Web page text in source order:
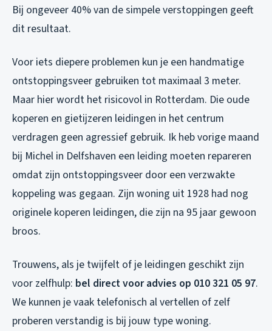
Bij ongeveer 40% van de simpele verstoppingen geeft
dit resultaat.
Voor iets diepere problemen kun je een handmatige
ontstoppingsveer gebruiken tot maximaal 3 meter.
Maar hier wordt het risicovol in Rotterdam. Die oude
koperen en gietijzeren leidingen in het centrum
verdragen geen agressief gebruik. Ik heb vorige maand
bij Michel in Delfshaven een leiding moeten repareren
omdat zijn ontstoppingsveer door een verzwakte
koppeling was gegaan. Zijn woning uit 1928 had nog
originele koperen leidingen, die zijn na 95 jaar gewoon
broos.
Trouwens, als je twijfelt of je leidingen geschikt zijn
voor zelfhulp: bel direct voor advies op 010 321 05 97.
We kunnen je vaak telefonisch al vertellen of zelf
proberen verstandig is bij jouw type woning.